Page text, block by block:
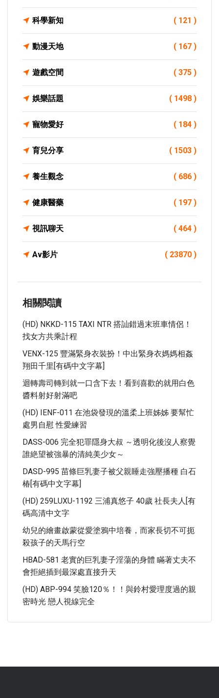
科學新知 ( 121 )
動漫天地 ( 167 )
遊戲空間 ( 375 )
娛樂話題 ( 1498 )
寵物愛好 ( 184 )
育兒分享 ( 1503 )
養生觀念 ( 686 )
健康醫藥 ( 197 )
視訊聊天 ( 464 )
Av影片 ( 23870 )
相關閱讀
(HD) NKKD-115 TAXI NTR 搭訕錯過末班車情侶！
找女方共乘計程
VENX-125 豐滿緊身衣裝扮！中出緊身衣媽媽相姦
翔田千里[有碼中文字幕]
迴轉壽司轉到就一口含下去！看到喜歡的就用白色
醬料射好射滿吧
(HD) IENF-011 在池袋發現的溫柔上班姊姊 要幫忙
處男自慰 性愛練習
DASS-006 完全犯罪隱身大叔 ～透明化後沒人察覺
誰絶望被強暴的清純美少女～
DASD-995 苗條巨乳妻子被父親睡走強壓播種 白石
椿[有碼中文字幕]
(HD) 259LUXU-1192 三浦真悠子 40歲 社長夫人[有
碼高清中文字
幼兒的繪畫啟蒙從愛塗鴉中培養，而家長切不可扼
殺孩子的天馬行空
HBAD-581 老實的巨乳妻子淫蕩的身體 瞞著丈夫不
會拒絕插到最深處直接升天
(HD) ABP-994 笑臉120％！！與鈴村愛理度過的親
密時光 戀人視線完全